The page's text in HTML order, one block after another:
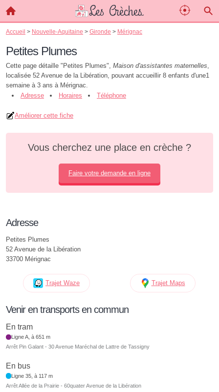
Accueil > Nouvelle-Aquitaine > Gironde > Mérignac
Petites Plumes
Cette page détaille "Petites Plumes", Maison d'assistantes maternelles,
localisée 52 Avenue de la Libération, pouvant accueillir 8 enfants d'une1
semaine à 3 ans à Mérignac.
Adresse
Horaires Téléphone
Améliorer cette fiche
Vous cherchez une place en crèche ?
Faire votre demande en ligne
Adresse
Petites Plumes
52 Avenue de la Libération
33700 Mérignac
Trajet Waze Trajet Maps
Venir en transports en commun
En tram
Ligne A, à 651 m
Arrêt Pin Galant - 30 Avenue Maréchal de Lattre de Tassigny
En bus
Ligne 35, à 117 m
Arrêt Allée de la Prairie - 60quater Avenue de la Libération